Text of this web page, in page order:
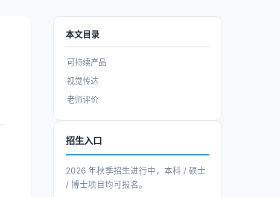
本文目录
可持续产品
视觉传达
老师评价
招生入口
2026 年秋季招生进行中，本科 / 硕士
/ 博士项目均可报名。